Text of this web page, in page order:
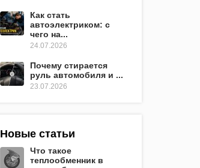
Как стать
автоэлектриком: с
чего на...
24.07.2026
Почему стирается
руль автомобиля и ...
23.07.2026
Новые статьи
Что такое
теплообменник в